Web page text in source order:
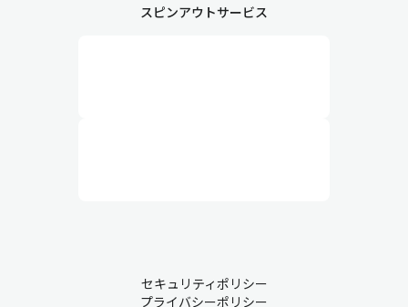
スピンアウトサービス
セキュリティポリシー
プライバシーポリシー